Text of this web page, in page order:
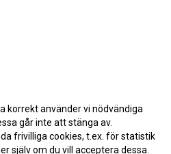
korrekt använder vi nödvändiga
går inte att stänga av.
frivilliga cookies, t.ex. för statistik
själv om du vill acceptera dessa.